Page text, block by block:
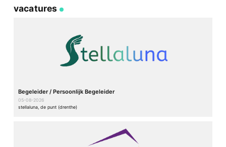
vacatures
Begeleider / Persoonlijk Begeleider
05-08-2026
stellaluna, de punt (drenthe)